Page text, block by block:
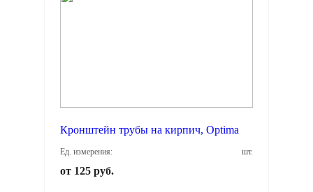
Кронштейн трубы на кирпич, Optima
Ед. измерения: шт.
от 125 руб.